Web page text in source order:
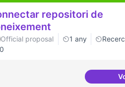
Digitals
repositori de
Official proposal 1 any
0